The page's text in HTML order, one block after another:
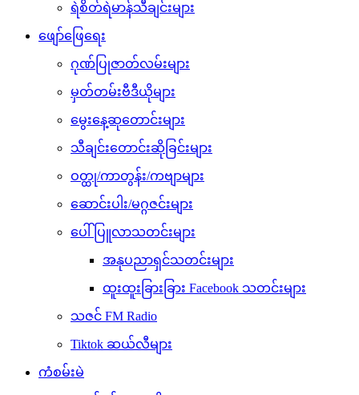
ရဲစိတ်ရဲမာန်သီချင်းများ
ဖျော်ဖြေရေး
ဂုဏ်ပြုဇာတ်လမ်းများ
မှတ်တမ်းဗီဒီယိုများ
မွေးနေ့ဆုတောင်းများ
သီချင်းတောင်းဆိုခြင်းများ
ဝတ္ထု/ကာတွန်း/ကဗျာများ
ဆောင်းပါး/မဂ္ဂဇင်းများ
ပေါ်ပြူလာသတင်းများ
အနုပညာရှင်သတင်းများ
ထူးထူးခြားခြား Facebook သတင်းများ
သဇင် FM Radio
Tiktok ဆယ်လီများ
ကံစမ်းမဲ